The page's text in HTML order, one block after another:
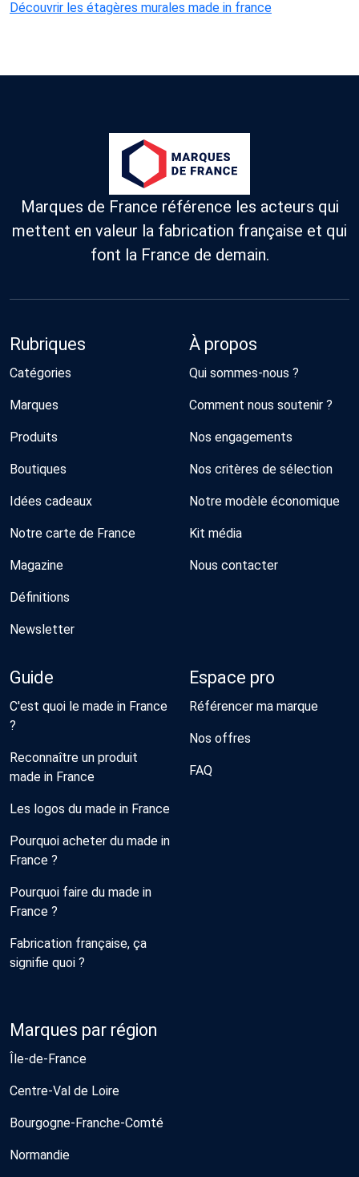
Découvrir les étagères murales made in france
Marques de France référence les acteurs qui
mettent en valeur la fabrication française et qui
font la France de demain.
Rubriques
Catégories
Marques
Produits
Boutiques
Idées cadeaux
Notre carte de France
Magazine
Définitions
Newsletter
À propos
Qui sommes-nous ?
Comment nous soutenir ?
Nos engagements
Nos critères de sélection
Notre modèle économique
Kit média
Nous contacter
Guide
C'est quoi le made in France
?
Reconnaître un produit
made in France
Les logos du made in France
Pourquoi acheter du made in
France ?
Pourquoi faire du made in
France ?
Fabrication française, ça
signifie quoi ?
Espace pro
Référencer ma marque
Nos offres
FAQ
Marques par région
Île-de-France
Centre-Val de Loire
Bourgogne-Franche-Comté
Normandie